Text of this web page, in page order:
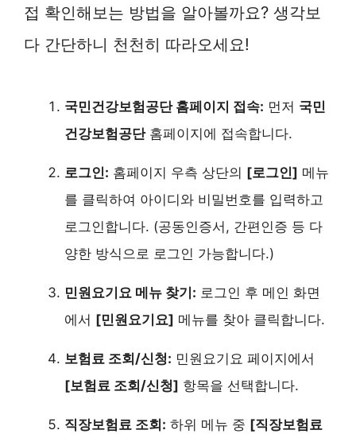
접 확인해보는 방법을 알아볼까요? 생각보
다 간단하니 천천히 따라오세요!
국민건강보험공단 홈페이지 접속: 먼저 국민
건강보험공단홈페이지에 접속합니다.
로그인: 홈페이지 우측 상단의 [로그인] 메뉴
를 클릭하여 아이디와 비밀번호를 입력하고
로그인합니다. (공동인증서, 간편인증 등 다
양한 방식으로 로그인 가능합니다.)
민원요기요 메뉴 찾기: 로그인 후 메인 화면
에서 [민원요기요] 메뉴를 찾아 클릭합니다.
보험료 조회/신청: 민원요기요 페이지에서
[보험료 조회/신청] 항목을 선택합니다.
직장보험료 조회: 하위 메뉴 중 [직장보험료